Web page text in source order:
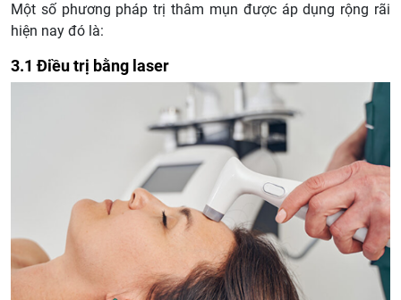
Một số phương pháp trị thâm mụn được áp dụng rộng rãi
hiện nay đó là:
3.1 Điều trị bằng laser